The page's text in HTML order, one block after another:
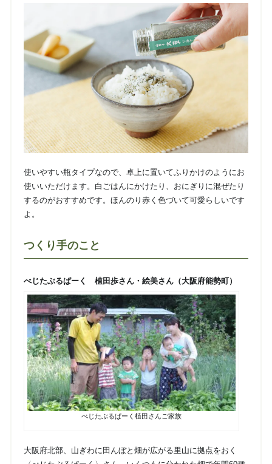
使いやすい瓶タイプなので、卓上に置いてふりかけのようにお
使いいただけます。白ごはんにかけたり、おにぎりに混ぜたり
するのがおすすめです。ほんのり赤く色づいて可愛らしいです
よ。
つくり手のこと
べじたぶるぱーく 植田歩さん・絵美さん（大阪府能勢町）
べじたぶるぱーく植田さんご家族
大阪府北部、山ぎわに田んぼと畑が広がる里山に拠点をおく